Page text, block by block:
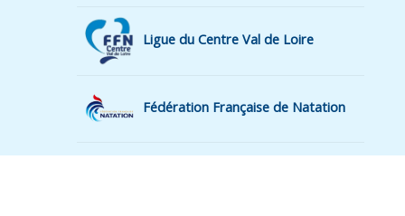
Ligue du Centre Val de Loire
Fédération Française de Natation